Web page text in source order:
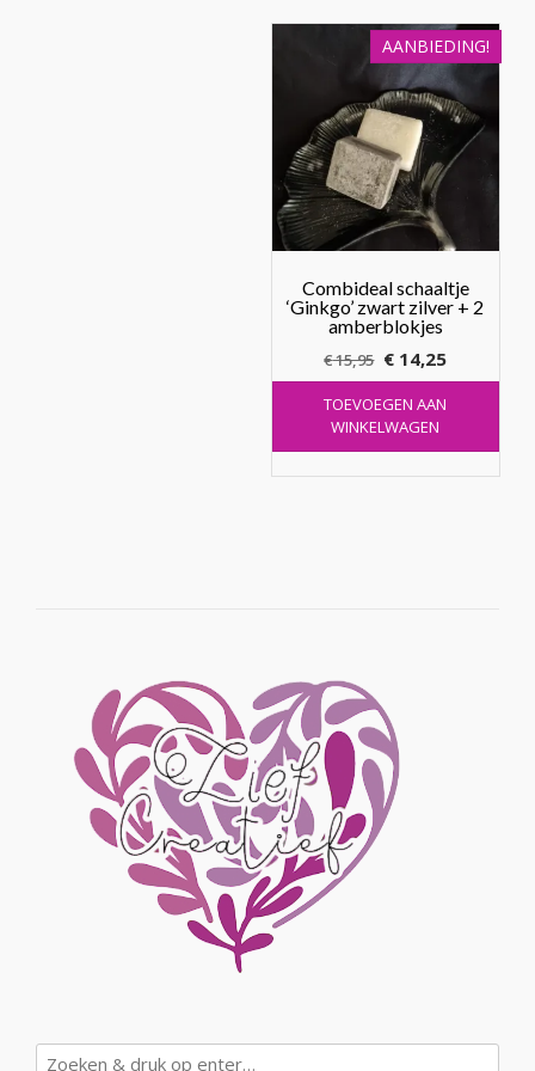
AANBIEDING!
Combideal schaaltje
‘Ginkgo’ zwart zilver + 2
amberblokjes
€15,95 Oorspronkelijke
prijs
was:
€ 15,95.
€ 14,25Huidige
prijs
TOEVOEGEN AAN
WINKELWAGEN